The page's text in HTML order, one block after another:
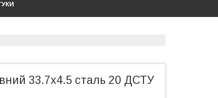
33.7х4.5 сталь 20 ДСТУ